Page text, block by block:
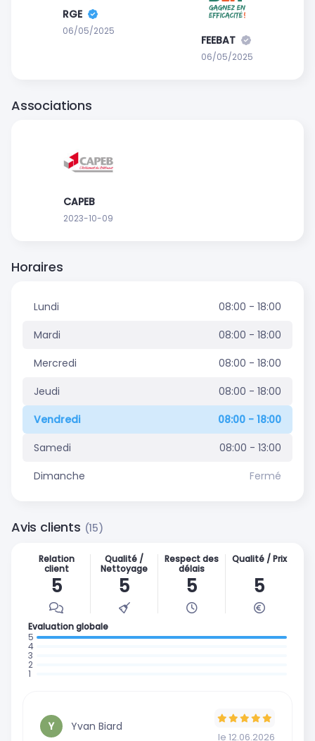
RGE
06/05/2025
FEEBAT
06/05/2025
Associations
CAPEB
2023-10-09
Horaires
Lundi
08:00 - 18:00
Mardi
08:00 - 18:00
Mercredi
08:00 - 18:00
Jeudi
08:00 - 18:00
Vendredi
08:00 - 18:00
Samedi
08:00 - 13:00
Dimanche
Fermé
Avis clients (15)
Evaluation globale
avis
avis
Relation
client
5
Qualité /
Nettoyage
5
Respect des
délais
5
Qualité / Prix
5
Y Yvan Biard
le 12.06.2026